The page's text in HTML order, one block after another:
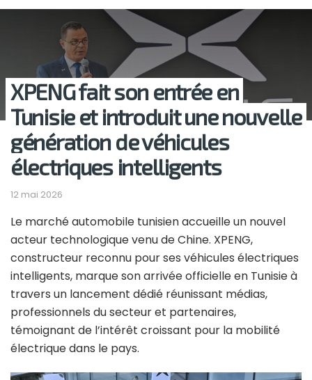
XPENG fait son entrée en
Tunisie et introduit une nouvelle
génération de véhicules
électriques intelligents
12 mai 2026
Le marché automobile tunisien accueille un nouvel
acteur technologique venu de Chine. XPENG,
constructeur reconnu pour ses véhicules électriques
intelligents, marque son arrivée officielle en Tunisie à
travers un lancement dédié réunissant médias,
professionnels du secteur et partenaires,
témoignant de l’intérêt croissant pour la mobilité
électrique dans le pays.